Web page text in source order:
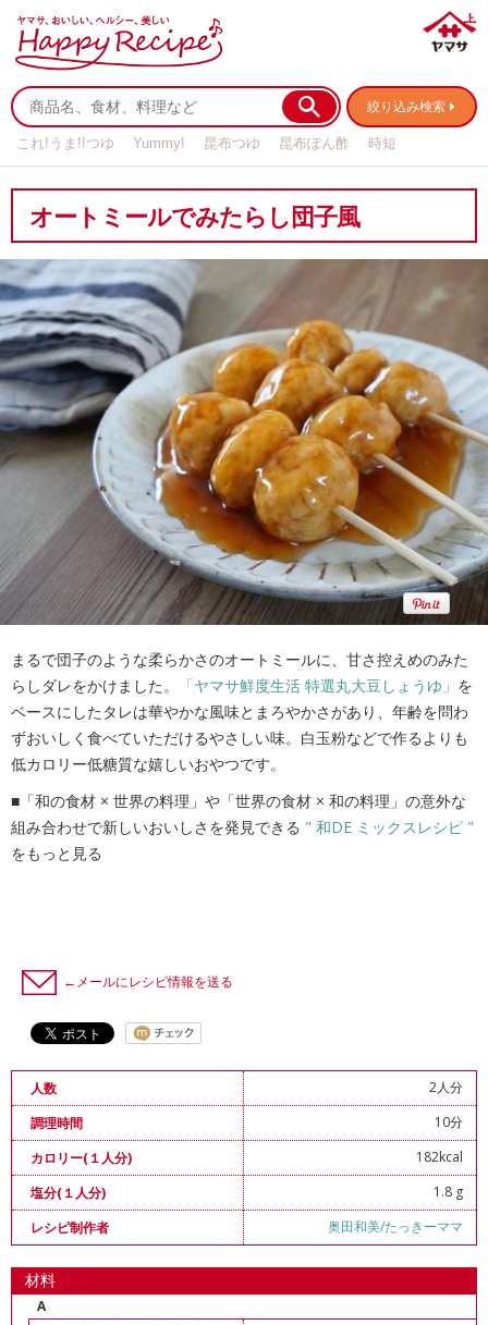
絞り込み検索
これ!うま!!つゆ Yummy! 昆布つゆ 昆布ぽん酢
時短
オートミールでみたらし団子風
まるで団子のような柔らかさのオートミールに、甘さ控えめのみた
らしダレをかけました。
「ヤマサ鮮度生活 特選丸大豆しょうゆ」 を
ベースにしたタレは華やかな風味とまろやかさがあり、年齢を問わ
ずおいしく食べていただけるやさしい味。白玉粉などで作るよりも
低カロリー低糖質な嬉しいおやつです。
■「和の食材 × 世界の料理」や「世界の食材 × 和の料理」の意外な
組み合わせで新しいおいしさを発見できる " 和DE ミックスレシピ "
をもっと見る
←メールにレシピ情報を送る
人数
2人分
調理時間
10分
カロリー(１人分)
182kcal
塩分(１人分)
1.8 g
レシピ制作者
奥田和美/たっきーママ
材料
A